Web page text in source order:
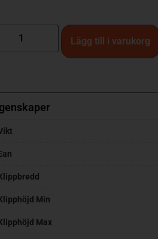
Lägg till i varukorg
Min
Max